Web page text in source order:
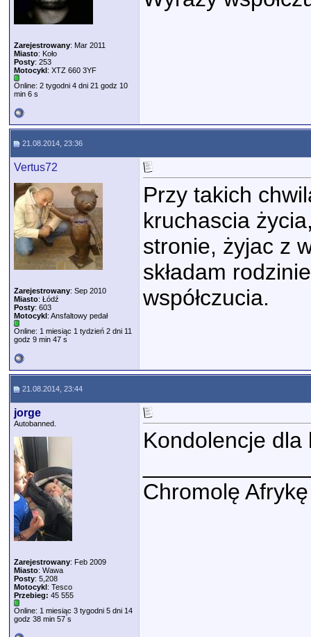
Zarejestrowany: Mar 2011
Miasto: Koło
Posty: 253
Motocykl: XTZ 660 3YF
Online: 2 tygodni 4 dni 21 godz 10
min 6 s
21.08.2014, 23:36
Vertus72
Zarejestrowany: Sep 2010
Miasto: Łódź
Posty: 603
Motocykl: Ansfaltowy pedał
Online: 1 miesiąc 1 tydzień 2 dni 11
godz 9 min 47 s
Przy takich
kruchascia
stronie, żyjac z
składam
współczucia.
21.08.2014, 23:44
jorge
Autobanned.
Zarejestrowany: Feb 2009
Miasto: Wawa
Posty: 5,208
Motocykl: Tesco
Przebieg: 45 555
Online: 1 miesiąc 3 tygodni 5 dni 14
godz 38 min 57 s
Kondolencje dla
Chromolę